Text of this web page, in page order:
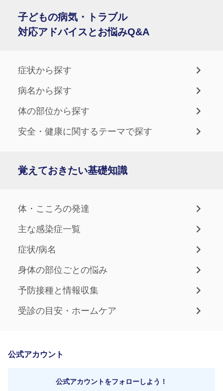
子どもの病気・トラブル
対応アドバイスとお悩みQ&A
症状から探す
病名から探す
体の部位から探す
安全・健康に関するテーマで探す
覚えておきたい基礎知識
体・こころの発達
主な感染症一覧
症状/病名
身体の部位ごとの悩み
予防接種と情報収集
受診の目安・ホームケア
公式アカウント
公式アカウントをフォローしよう！